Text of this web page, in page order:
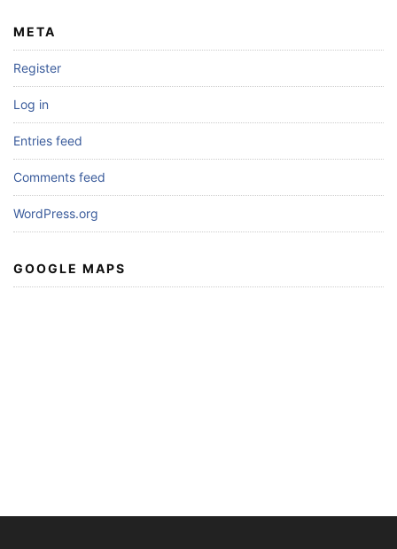
META
Register
Log in
Entries feed
Comments feed
WordPress.org
GOOGLE MAPS